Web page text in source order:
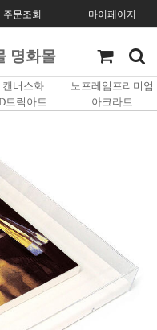
주문조회 마이페이지
명화몰
캔버스화
노프레임프리미엄
트릭아트 아크라트